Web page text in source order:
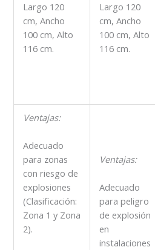
Largo 120
cm, Ancho
100 cm, Alto
116 cm.
Largo 120
cm, Ancho
100 cm, Alto
116 cm.
Ventajas:
Adecuado
para zonas
con riesgo de
explosiones
(Clasificación:
Zona 1 y Zona
2).
Ventajas:
Adecuado
para peligro
de explosión
en
instalaciones